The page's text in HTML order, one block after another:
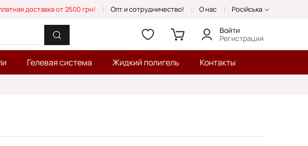
доставка от 2500 грн! Опт и сотрудничество! О нас Російська
Войти
Регистрация
Гелевая система Жидкий полигель Контакты